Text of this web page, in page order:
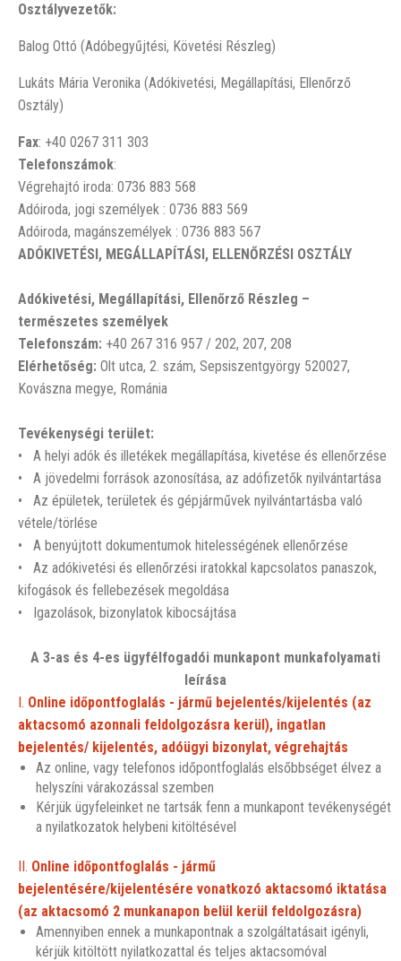
Osztályvezetők:
Balog Ottó (Adóbegyűjtési, Követési Részleg)
Lukáts Mária Veronika (Adókivetési, Megállapítási, Ellenőrző
Osztály)
Fax: +40 0267 311 303
Telefonszámok:
Végrehajtó iroda: 0736 883 568
Adóiroda, jogi személyek : 0736 883 569
Adóiroda, magánszemélyek : 0736 883 567
ADÓKIVETÉSI, MEGÁLLAPÍTÁSI, ELLENŐRZÉSI OSZTÁLY
Adókivetési, Megállapítási, Ellenőrző Részleg –
természetes személyek
Telefonszám: +40 267 316 957 / 202, 207, 208
Elérhetőség: Olt utca, 2. szám, Sepsiszentgyörgy 520027,
Kovászna megye, Románia
Tevékenységi terület:
• A helyi adók és illetékek megállapítása, kivetése és ellenőrzése
• A jövedelmi források azonosítása, az adófizetők nyilvántartása
• Az épületek, területek és gépjárművek nyilvántartásba való
vétele/törlése
• A benyújtott dokumentumok hitelességének ellenőrzése
• Az adókivetési és ellenőrzési iratokkal kapcsolatos panaszok,
kifogások és fellebezések megoldása
• Igazolások, bizonylatok kibocsájtása
A 3-as és 4-es ügyfélfogadói munkapont munkafolyamati
leírása
I. Online időpontfoglalás - jármű bejelentés/kijelentés (az
aktacsomó azonnali feldolgozásra kerül), ingatlan
bejelentés/ kijelentés, adóügyi bizonylat, végrehajtás
Az online, vagy telefonos időpontfoglalás elsőbbséget élvez a
helyszíni várakozással szemben
Kérjük ügyfeleinket ne tartsák fenn a munkapont tevékenységét
a nyilatkozatok helybeni kitöltésével
II. Online időpontfoglalás - jármű
bejelentésére/kijelentésére vonatkozó aktacsomó iktatása
(az aktacsomó 2 munkanapon belül kerül feldolgozásra)
Amennyiben ennek a munkapontnak a szolgáltatásait igényli,
kérjük kitöltött nyilatkozattal és teljes aktacsomóval